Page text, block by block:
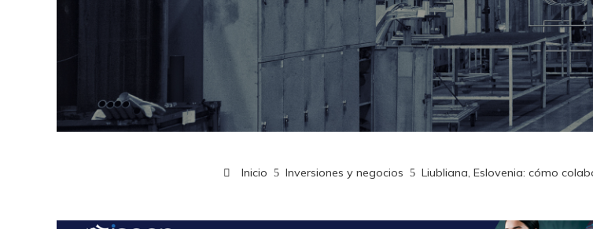
Inicio Inversiones y negocios Liubliana, Eslovenia: cómo